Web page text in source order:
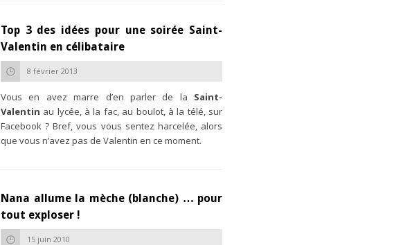
Top 3 des idées pour une soirée Saint-
Valentin en célibataire
8 février 2013
Vous en avez marre d’en parler de la Saint-
Valentin au lycée, à la fac, au boulot, à la télé, sur
Facebook ? Bref, vous vous sentez harcelée, alors
que vous n’avez pas de Valentin en ce moment.
Nana allume la mèche (blanche) … pour
tout exploser !
15 juin 2010